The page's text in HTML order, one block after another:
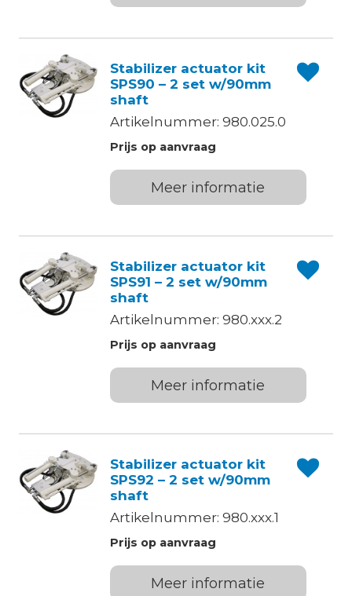
Stabilizer actuator kit
SPS90 – 2 set w/90mm
shaft
Artikelnummer: 980.025.0
Prijs op aanvraag
Meer informatie
Stabilizer actuator kit
SPS91 – 2 set w/90mm
shaft
Artikelnummer: 980.xxx.2
Prijs op aanvraag
Meer informatie
Stabilizer actuator kit
SPS92 – 2 set w/90mm
shaft
Artikelnummer: 980.xxx.1
Prijs op aanvraag
Meer informatie